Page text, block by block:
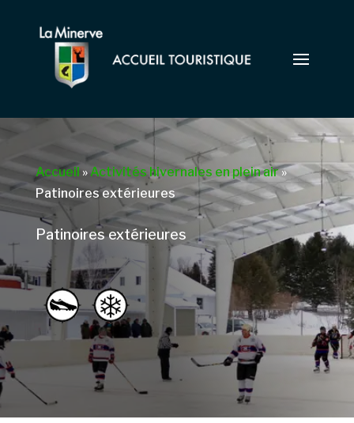
Accueil »Activités hivernales en plein air»
Patinoires extérieures
Patinoires extérieures